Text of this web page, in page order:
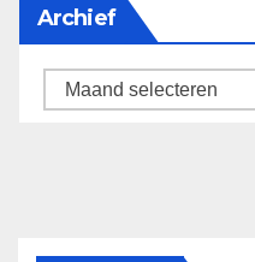
Archief
Archief